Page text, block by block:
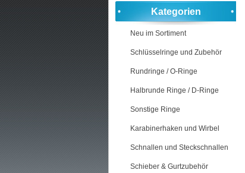
Kategorien
Neu im Sortiment
Schlüsselringe und Zubehör
Rundringe / O-Ringe
Halbrunde Ringe / D-Ringe
Sonstige Ringe
Karabinerhaken und Wirbel
Schnallen und Steckschnallen
Schieber & Gurtzubehör